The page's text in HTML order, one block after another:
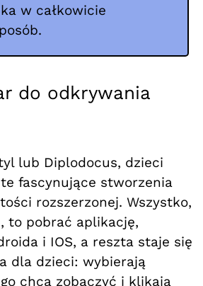
w całkowicie
do odkrywania
lub Diplodocus, dzieci
fascynujące stworzenia
rozszerzonej. Wszystko,
to pobrać aplikację,
i IOS, a reszta staje się
dla dzieci: wybierają
chcą zobaczyć i klikają